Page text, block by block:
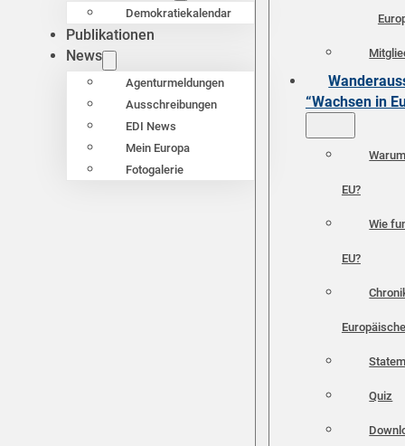
Demokratiekalendar
Publikationen
News
Agenturmeldungen
Ausschreibungen
EDI News
Mein Europa
Fotogalerie
“Wachsen in
EU?
Wie
EU?
Quiz